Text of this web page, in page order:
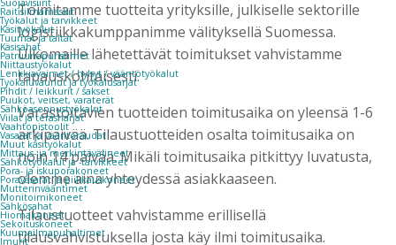
Suojavisiirit
Raitisilmamaskit
Työkalut ja tarvikkeet
Käsityökalut
Tuurnat ja taltat
Käsisahat
Patruunapuristimet
Niittaustyökalut
Lenkkiavaimet / hylsyt / vääntötyökalut
Työkaluvaunut ja työkalusarjat
Pihdit / leikkurit / sakset
Puukot, veitset, varaterät
Sähköasennustyökalut
Viilat ja teräsharjat
Vaahtopistoolit
Vasarat ja vääntöraudat
Muut käsityökalut
Mittaus- ja merkintävälineet
Sähkötyökalut ja -tarvikkeet
Pora- ja iskuporakoneet
Poravasarat ja piikkauskoneet
Mutterinvääntimet
Monitoimikoneet
Sähkösahat
Hiomakoneet
Sekoituskoneet
Kuumailmapuhaltimet
Imurit
Toimitamme tuotteita yrityksille, julkiselle sektorille
logistiikkakumppanimme välityksellä Suomessa.
Ulkomaille lähetettävät toimitukset vahvistamme
tapauskohtaisesti.
Varastoitavien tuotteiden toimitusaika on yleensä 1-6
arkipäivää. Tilaustuotteiden osalta toimitusaika on
noin 14 päivää. Mikäli toimitusaika pitkittyy luvatusta,
olemme aina yhteydessä asiakkaaseen.
Tilaustuotteet vahvistamme erillisellä
tilausvahvistuksella josta käy ilmi toimitusaika.